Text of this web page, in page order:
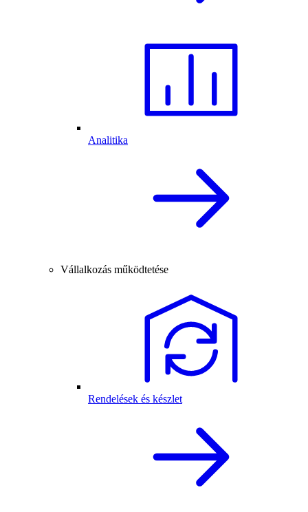
Analitika
Vállalkozás működtetése
Rendelések és készlet